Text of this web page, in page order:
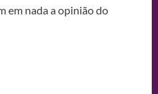
em nada a opinião do